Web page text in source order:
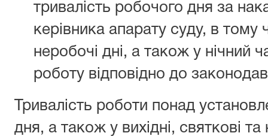
тривалість робочого дня за
керівника апарату суду, в тому
неробочі дні, а також у нічний
роботу відповідно до
Тривалість роботи понад
дня, а також у вихідні, святкові та